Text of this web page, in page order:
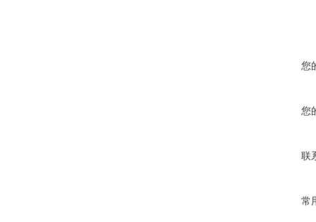
您
您
联
常